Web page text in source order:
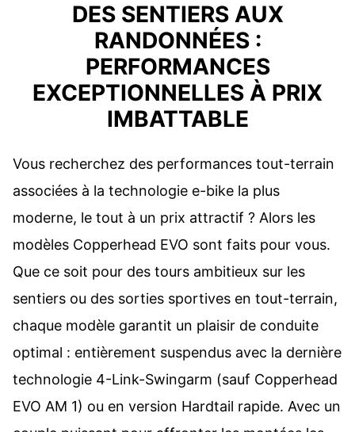
DES SENTIERS AUX
RANDONNÉES :
PERFORMANCES
EXCEPTIONNELLES À PRIX
IMBATTABLE
Vous recherchez des performances tout-terrain
associées à la technologie e-bike la plus
moderne, le tout à un prix attractif ? Alors les
modèles Copperhead EVO sont faits pour vous.
Que ce soit pour des tours ambitieux sur les
sentiers ou des sorties sportives en tout-terrain,
chaque modèle garantit un plaisir de conduite
optimal : entièrement suspendus avec la dernière
technologie 4-Link-Swingarm (sauf Copperhead
EVO AM 1) ou en version Hardtail rapide. Avec un